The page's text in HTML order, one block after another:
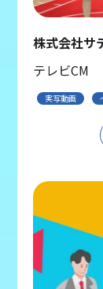
株式会社サ
テレビCM
実写動画